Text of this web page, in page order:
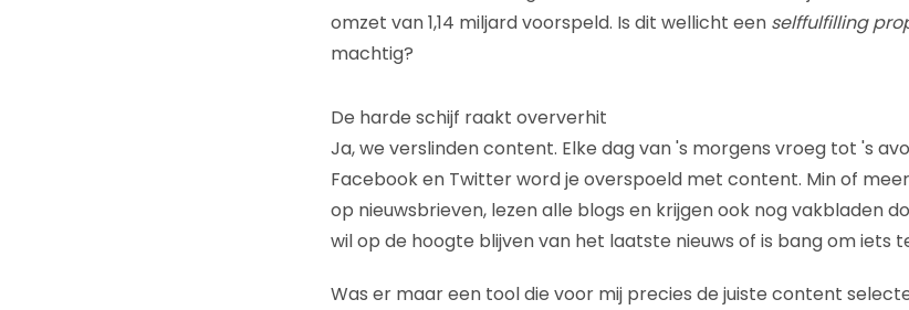
omzet van 1,14 miljard voorspeld. Is dit wellicht een selffulfilling
machtig?
De harde schijf raakt oververhit
Ja, we verslinden content. Elke dag van 's morgens vroeg tot 's
Facebook en Twitter word je overspoeld met content. Min of
op nieuwsbrieven, lezen alle blogs en krijgen ook nog vakbladen
wil op de hoogte blijven van het laatste nieuws of is bang om iets
Was er maar een tool die voor mij precies de juiste content